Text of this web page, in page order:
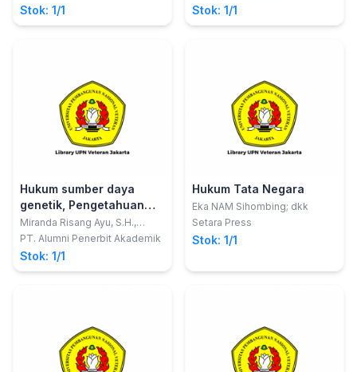
Stok: 1/1 Stok: 1/1
Hukum sumber daya
genetik, Pengetahuan
tradisional dan ekspresi
budaya tradisional di
Indonesia
Miranda Risang Ayu, S.H.,
LL.M., Ph.D.; Harry Alexander,
Puspitasari, S.H.
PT. Alumni Penerbit Akademik
Stok: 1/1
Hukum Tata Negara
Eka NAM Sihombing; dkk
Setara Press
Stok: 1/1